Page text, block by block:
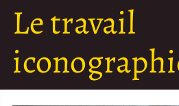
Le travail